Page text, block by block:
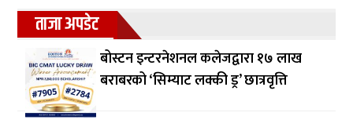
ताजा अपडेट
बोस्टन इन्टरनेशनल कलेजद्वारा १७ लाख
बराबरको ‘सिम्याट लक्की ड्र’ छात्रवृत्ति